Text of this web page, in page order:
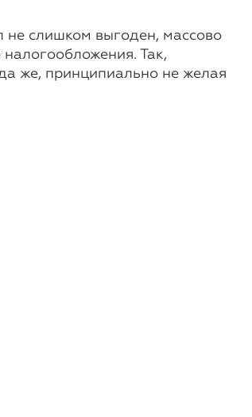
не слишком выгоден, массово
Так,
же, принципиально не желая